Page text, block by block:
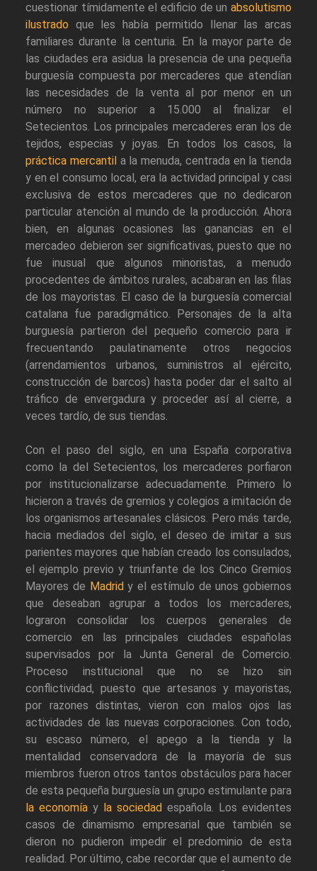
cuestionar tímidamente el edificio de un absolutismo
ilustrado que les había permitido llenar las arcas
familiares durante la centuria. En la mayor parte de
las ciudades era asidua la presencia de una pequeña
burguesía compuesta por mercaderes que atendían
las necesidades de la venta al por menor en un
número no superior a 15.000 al finalizar el
Setecientos. Los principales mercaderes eran los de
tejidos, especias y joyas. En todos los casos, la
práctica mercantil a la menuda, centrada en la tienda
y en el consumo local, era la actividad principal y casi
exclusiva de estos mercaderes que no dedicaron
particular atención al mundo de la producción. Ahora
bien, en algunas ocasiones las ganancias en el
mercadeo debieron ser significativas, puesto que no
fue inusual que algunos minoristas, a menudo
procedentes de ámbitos rurales, acabaran en las filas
de los mayoristas. El caso de la burguesía comercial
catalana fue paradigmático. Personajes de la alta
burguesía partieron del pequeño comercio para ir
frecuentando paulatinamente otros negocios
(arrendamientos urbanos, suministros al ejército,
construcción de barcos) hasta poder dar el salto al
tráfico de envergadura y proceder así al cierre, a
veces tardío, de sus tiendas.
Con el paso del siglo, en una España corporativa
como la del Setecientos, los mercaderes porfiaron
por institucionalizarse adecuadamente. Primero lo
hicieron a través de gremios y colegios a imitación de
los organismos artesanales clásicos. Pero más tarde,
hacia mediados del siglo, el deseo de imitar a sus
parientes mayores que habían creado los consulados,
el ejemplo previo y triunfante de los Cinco Gremios
Mayores de Madrid y el estímulo de unos gobiernos
que deseaban agrupar a todos los mercaderes,
lograron consolidar los cuerpos generales de
comercio en las principales ciudades españolas
supervisados por la Junta General de Comercio.
Proceso institucional que no se hizo sin
conflictividad, puesto que artesanos y mayoristas,
por razones distintas, vieron con malos ojos las
actividades de las nuevas corporaciones. Con todo,
su escaso número, el apego a la tienda y la
mentalidad conservadora de la mayoría de sus
miembros fueron otros tantos obstáculos para hacer
de esta pequeña burguesía un grupo estimulante para
la economía y la sociedad española. Los evidentes
casos de dinamismo empresarial que también se
dieron no pudieron impedir el predominio de esta
realidad. Por último, cabe recordar que el aumento de